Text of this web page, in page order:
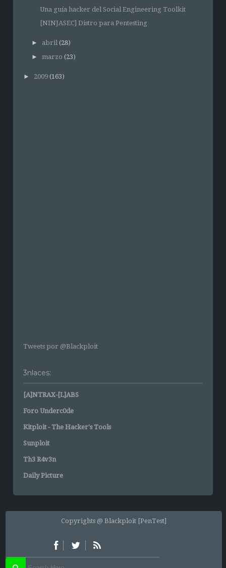
Una guía hacker del Social Engineering Toolkit
[NINJASEC] Distro para Pentesting
► abril (28)
► marzo (23)
► 2009 (163)
Tweets por @Blackploit
3nlaces:
[A]NTRAX-[L]ABS
Foro Underc0de
Kitploit - The Hacker's Tools
Sunploit
Th3 R4v3n
Daily Picture
Copyrights @ Blackploit [PenTest]